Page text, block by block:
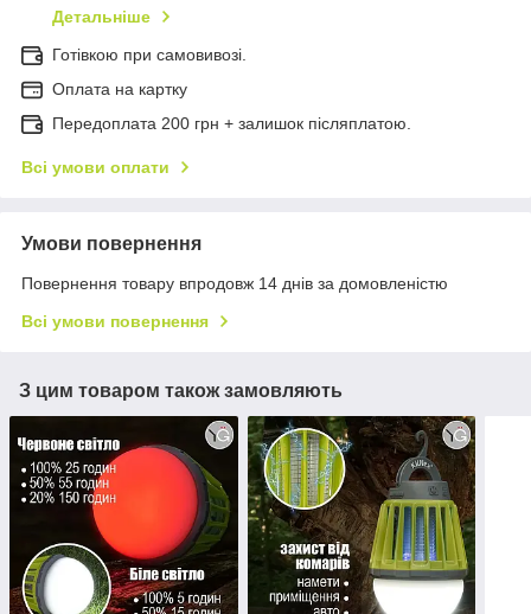
Детальніше
Готівкою при самовивозі.
Оплата на картку
Передоплата 200 грн + залишок післяплатою.
Всі умови оплати
Умови повернення
Повернення товару впродовж 14 днів за домовленістю
Всі умови повернення
З цим товаром також замовляють